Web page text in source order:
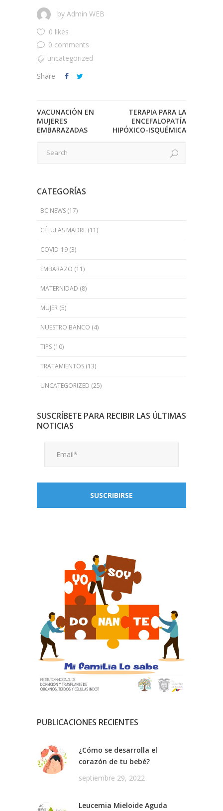
by Admin WEB
0 likes
0 comments
uncategorized
Share
VACUNACIÓN EN
MUJERES
EMBARAZADAS
TERAPIA PARA LA
ENCEFALOPATÍA
HIPÓXICO-ISQUÉMICA
CATEGORÍAS
BC NEWS (17)
CÉLULAS MADRE (11)
COVID-19 (3)
EMBARAZO (11)
MATERNIDAD (8)
MUJER (5)
NUESTRO BANCO (4)
TIPS (10)
TRATAMIENTOS (13)
UNCATEGORIZED (25)
SUSCRÍBETE PARA RECIBIR LAS ÚLTIMAS
NOTICIAS
PUBLICACIONES RECIENTES
¿Cómo se desarrolla el
corazón de tu bebé?
septiembre 29, 2022
Leucemia Mieloide Aguda